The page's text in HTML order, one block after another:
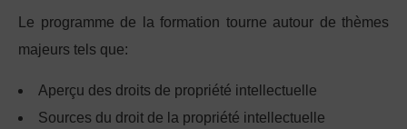
Le programme de la formation tourne autour de thèmes
majeurs tels que:
Aperçu des droits de propriété intellectuelle
Sources du droit de la propriété intellectuelle